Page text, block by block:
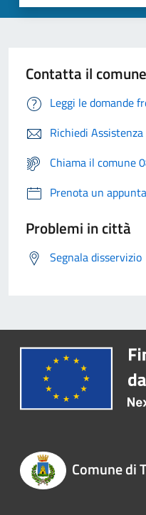
Contatta il comune
Leggi le domande
Richiedi Assistenza
Chiama il comune
Prenota un
Problemi in città
Segnala disservizio
Comune di